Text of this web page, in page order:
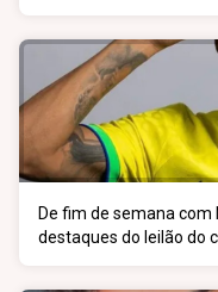
De fim de semana
destaques do leilão do